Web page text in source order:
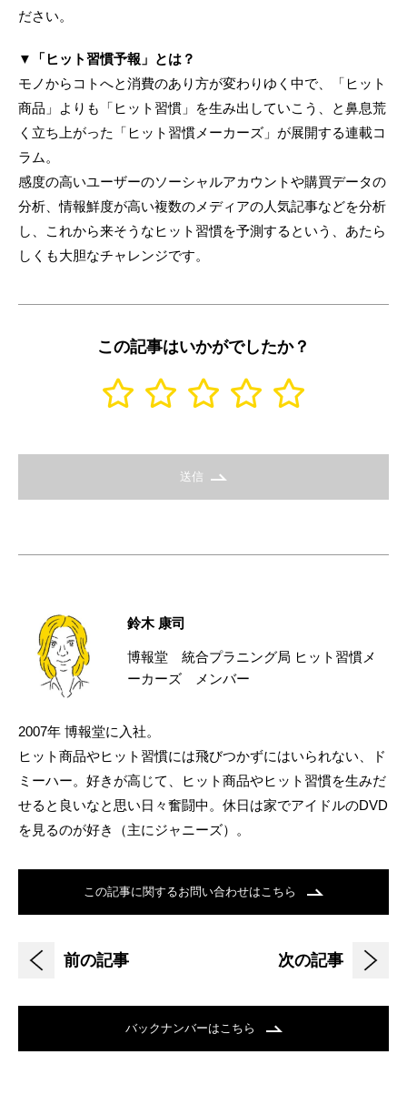
ださい。
▼「ヒット習慣予報」とは？
モノからコトへと消費のあり方が変わりゆく中で、「ヒット
商品」よりも「ヒット習慣」を生み出していこう、と鼻息荒
く立ち上がった「ヒット習慣メーカーズ」が展開する連載コ
ラム。
感度の高いユーザーのソーシャルアカウントや購買データの
分析、情報鮮度が高い複数のメディアの人気記事などを分析
し、これから来そうなヒット習慣を予測するという、あたら
しくも大胆なチャレンジです。
この記事はいかがでしたか？
送信
鈴木 康司
博報堂 統合プラニング局 ヒット習慣メ
ーカーズ メンバー
2007年 博報堂に入社。
ヒット商品やヒット習慣には飛びつかずにはいられない、ド
ミーハー。好きが高じて、ヒット商品やヒット習慣を生みだ
せると良いなと思い日々奮闘中。休日は家でアイドルのDVD
を見るのが好き（主にジャニーズ）。
この記事に関するお問い合わせはこちら
前の記事 次の記事
バックナンバーはこちら